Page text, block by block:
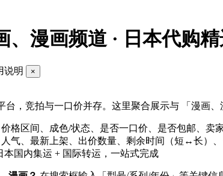
、漫画频道 · 日本代购
说明 ×
台，竞拍与一口价并存。这里聚合展示与 「漫画
价格区间、成色/状态、是否一口价、是否包邮、卖
人气、最新上架、出价数量、剩余时间（短↔长）
本国内集运 + 国际转运，一站式完成